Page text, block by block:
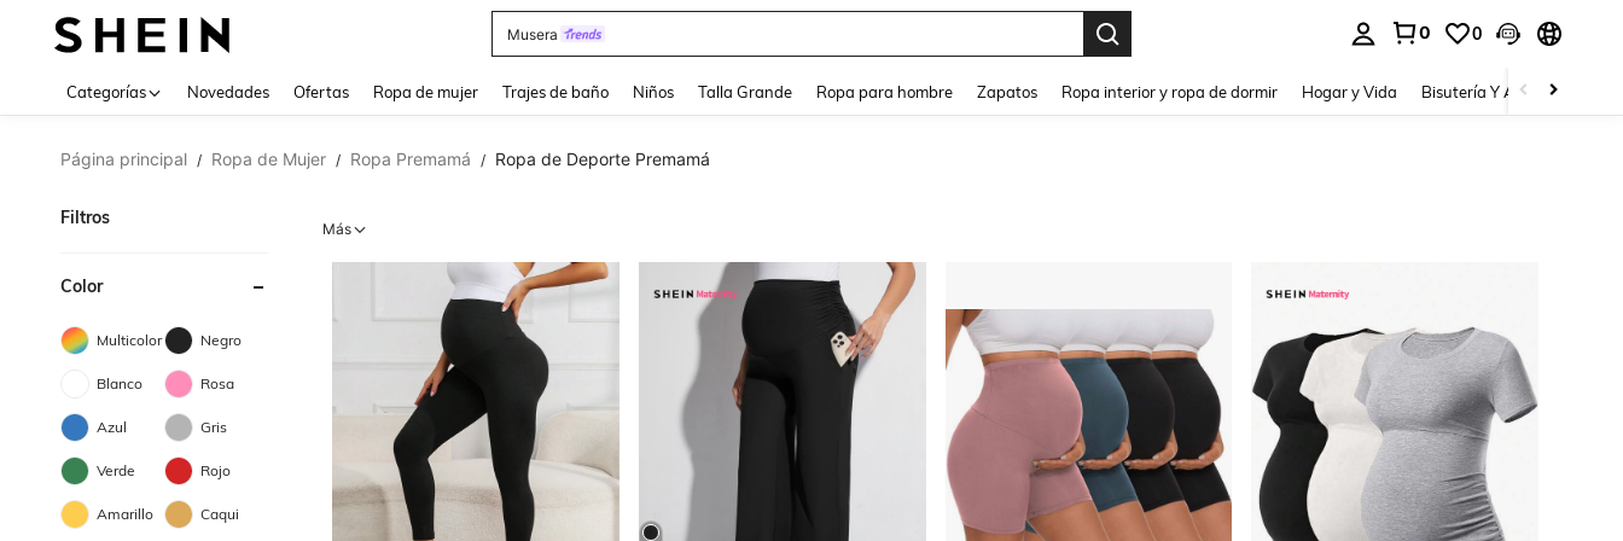
Musera 0 0
Categorías Novedades Ofertas Ropa de mujer Trajes de baño Niños Talla Grande Ropa para hombre Zapatos Ropa interior y ropa de dormir Hogar y Vida Bisutería Y Accesorios
Página principal / Ropa de Mujer / Ropa Premamá / Ropa de Deporte Premamá
Filtros
Color
Multicolor Negro
Blanco Rosa
Azul Gris
Verde Rojo
Amarillo Caqui
Más